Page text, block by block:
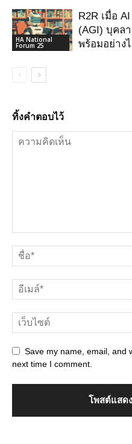
HA National
Forum 25
R2R เมื่อ
(AGI) บุคล
พร้อมอย่าง
ทิ้งคำตอบไว้
Save my name, email, and
next time I comment.